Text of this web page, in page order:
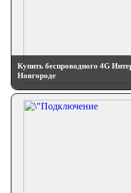
Купить беспроводного 4G
Новгороде